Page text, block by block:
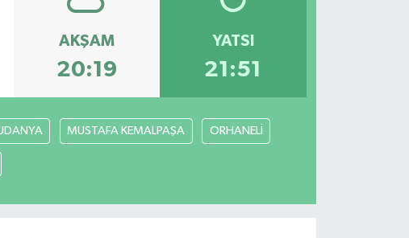
AKŞAM
20:19
YATSI
21:51
MUSTAFA KEMALPAŞA ORHANELİ